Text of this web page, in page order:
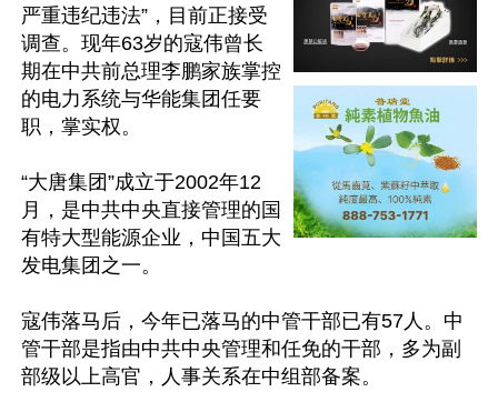
严重违纪违法”，目前正接受
调查。现年63岁的寇伟曾长
期在中共前总理李鹏家族掌控
的电力系统与华能集团任要
职，掌实权。
“大唐集团”成立于2002年12
月，是中共中央直接管理的国
有特大型能源企业，中国五大
发电集团之一。
寇伟落马后，今年已落马的中管干部已有57人。中
管干部是指由中共中央管理和任免的干部，多为副
部级以上高官，人事关系在中组部备案。